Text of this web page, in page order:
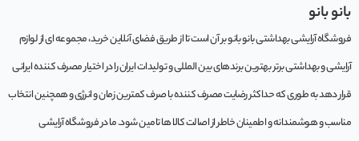
بانو بانو
فروشگاه آرایشی بهداشتی بانو بانو بر آن است تا از طریق فضای آنلاین خرید، مجموعه‌ ای از لوازم
آرایشی و بهداشتی برتر بهترین برندهای بین المللی و تولیدات ایران را در اختیار مصرف کننده ایرانی
قرار دهد به طوری که حداکثر رضایت مصرف کننده با صرف کمترین زمان و انرژی و همچنین انتخاب
مناسب و هوشمندانه و اطمینان خاطر از اصالت کالا ها تامین شود. ما در فروشگاه آرایشی